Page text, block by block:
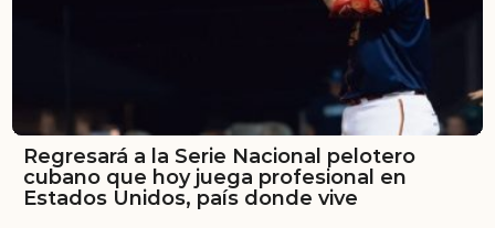
Regresará a la Serie Nacional pelotero
cubano que hoy juega profesional en
Estados Unidos, país donde vive